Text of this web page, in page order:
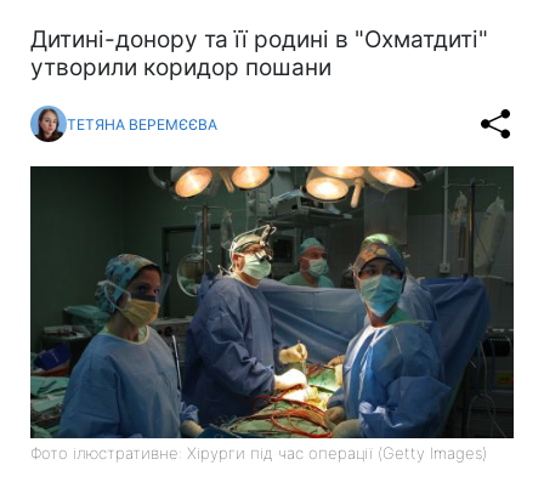
Дитині-донору та її родині в "Охматдиті"
утворили коридор пошани
ТЕТЯНА ВЕРЕМЄЄВА
Фото ілюстративне: Хірурги під час операції (Getty Images)